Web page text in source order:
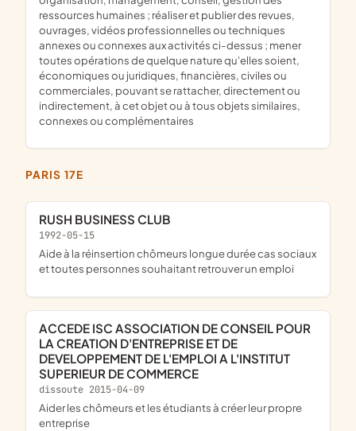
ressources humaines ; réaliser et publier des revues,
ouvrages, vidéos professionnelles ou techniques
annexes ou connexes aux activités ci-dessus ; mener
toutes opérations de quelque nature qu'elles soient,
économiques ou juridiques, financières, civiles ou
commerciales, pouvant se rattacher, directement ou
indirectement, à cet objet ou à tous objets similaires,
connexes ou complémentaires
PARIS 17E
RUSH BUSINESS CLUB
1992-05-15
aide à la réinsertion chômeurs longue durée cas sociaux
et toutes personnes souhaitant retrouver un emploi
ACCEDE ISC ASSOCIATION DE CONSEIL POUR
LA CREATION D'ENTREPRISE ET DE
DEVELOPPEMENT DE L'EMPLOI A L'INSTITUT
SUPERIEUR DE COMMERCE
dissoute 2015-04-09
aider les chômeurs et les étudiants à créer leur propre
entreprise